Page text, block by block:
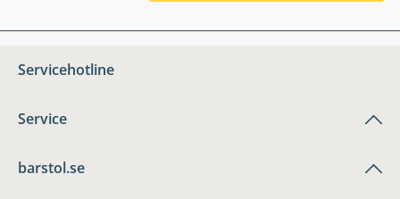
Servicehotline
Service
barstol.se